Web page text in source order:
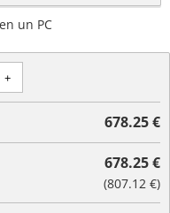
un PC
+
678.25 €
678.25 €
(807.12 €)